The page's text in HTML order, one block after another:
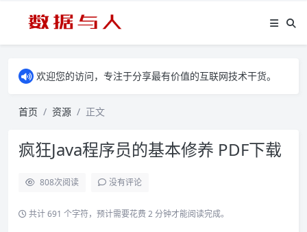
欢迎您的访问，专注于分享最有价值的互联网技术干货。
首页 资源 正文
疯狂Java程序员的基本修养 PDF下载
808次阅读 没有评论
共计 691 个字符，预计需要花费 2 分钟才能阅读完成。